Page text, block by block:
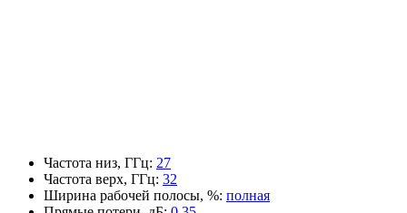
Частота низ, ГГц: 27
Частота верх, ГГц: 32
Ширина рабочей полосы, %: полная